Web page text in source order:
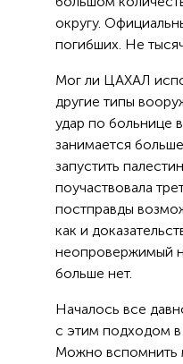
округу.
погибших. Не
Мог ли ЦАХАЛ
другие типы
удар по больнице
занимается
запустить
поучаствовала
постправды
как и
неопровержимый
больше нет.
Началось все
с этим подходом
Можно вспомнить